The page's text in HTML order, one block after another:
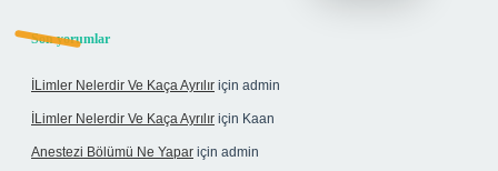
Son yorumlar
İLimler Nelerdir Ve Kaça Ayrılır için admin
İLimler Nelerdir Ve Kaça Ayrılır için Kaan
Anestezi Bölümü Ne Yapar için admin